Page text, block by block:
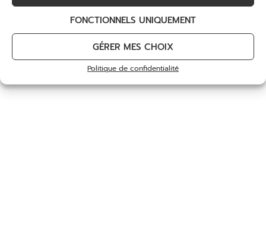
FONCTIONNELS UNIQUEMENT
GÉRER MES CHOIX
Politique de confidentialité